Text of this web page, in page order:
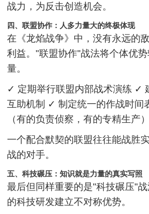
战力，为反击创造机会。
四、联盟协作：人多力量大的终极体现
在《龙焰战争》中，没有永远的
利益。"联盟协作"战法将个体优
量。
✓ 定期举行联盟内部战术演练 ✓
互助机制 ✓ 制定统一的作战时间
（有的负责侦察，有的专精生产）
一个配合默契的联盟往往能战胜
战的对手。
五、科技碾压：知识就是力量的真实写照
最后但同样重要的是"科技碾压"
的科技研发建立不对称优势。